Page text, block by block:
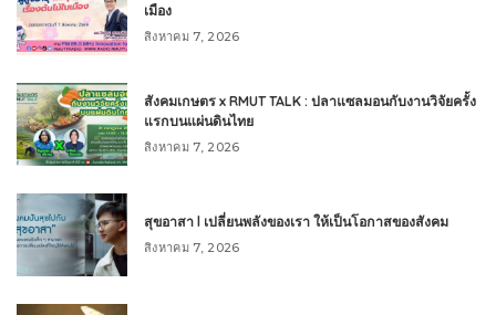
เมือง
สิงหาคม 7, 2026
สังคมเกษตร x RMUT TALK : ปลาแซลมอนกับงานวิจัยครั้ง
แรกบนแผ่นดินไทย
สิงหาคม 7, 2026
สุขอาสา l เปลี่ยนพลังของเรา ให้เป็นโอกาสของสังคม
สิงหาคม 7, 2026